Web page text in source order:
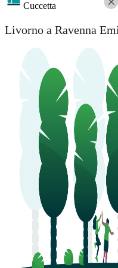
Cuccetta
Livorno a Ravenna